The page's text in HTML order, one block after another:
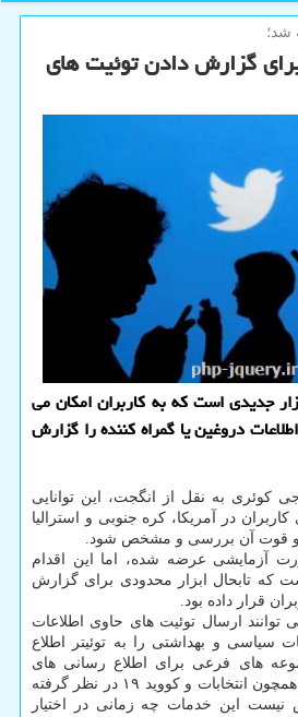
شد؛
برای گزارش دادن توئیت های
جدیدی است که به کاربران امکان می
دروغین یا گمراه کننده را گزارش
به نقل از انگجت، این توانایی
در آمریکا، کره جنوبی و استرالیا
و قوت آن بررسی و مشخص شود.
آزمایشی عرضه شده، اما این اقدام
که تابحال ابزار محدودی برای گزارش
قرار داده بود.
توانند ارسال توئیت های حاوی اطلاعات
سیاسی و بهداشتی را به توئیتر اطلاع
های فرعی برای اطلاع رسانی های
دقیق تر در مورد مطالبی همچون انتخابات و کووید ۱۹ در نظر گرفته
این خدمات چه زمانی در اختیار